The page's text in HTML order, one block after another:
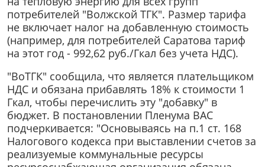
потребителей "Волжской ТГК". Размер тарифа
не включает налог на добавленную стоимость
(например, для потребителей Саратова тариф
на этот год - 992,62 руб./Гкал без учета НДС).
"ВоТГК" сообщила, что является плательщиком
НДС и обязана прибавлять 18% к стоимости 1
Гкал, чтобы перечислить эту "добавку" в
бюджет. В постановлении Пленума ВАС
подчеркивается: "Основываясь на п.1 ст. 168
Налогового кодекса при выставлении счетов за
реализуемые коммунальные ресурсы